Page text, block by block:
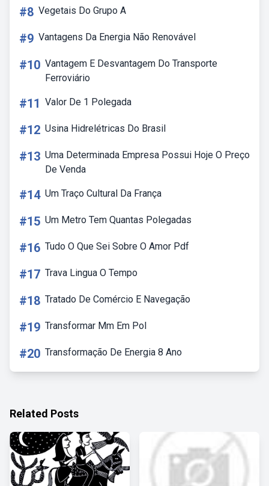
#8 Vegetais Do Grupo A
#9 Vantagens Da Energia Não Renovável
#10 Vantagem E Desvantagem Do Transporte
Ferroviário
#11 Valor De 1 Polegada
#12 Usina Hidrelétricas Do Brasil
#13 Uma Determinada Empresa Possui Hoje O Preço
De Venda
#14 Um Traço Cultural Da França
#15 Um Metro Tem Quantas Polegadas
#16 Tudo O Que Sei Sobre O Amor Pdf
#17 Trava Lingua O Tempo
#18 Tratado De Comércio E Navegação
#19 Transformar Mm Em Pol
#20 Transformação De Energia 8 Ano
Related Posts